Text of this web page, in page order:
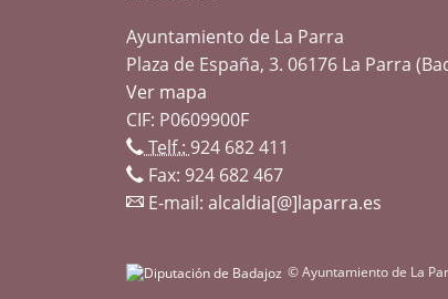
Ayuntamiento de La Parra
Plaza de España, 3. 06176 La Parra
Ver mapa
CIF: P0609900F
Telf.:924 682 411
Fax: 924 682 467
E-mail: alcaldia[@]laparra.es
© Ayuntamiento de La